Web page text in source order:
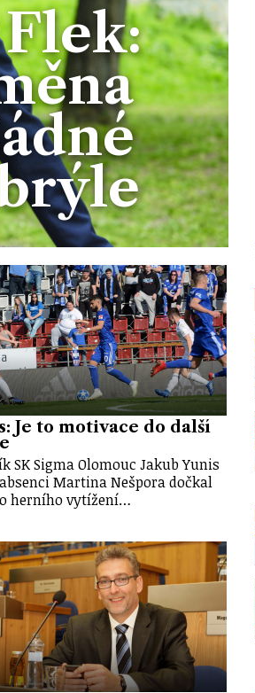
Je to motivace do další
SK Sigma Olomouc Jakub Yunis
Martina Nešpora dočkal
herního vytížení…